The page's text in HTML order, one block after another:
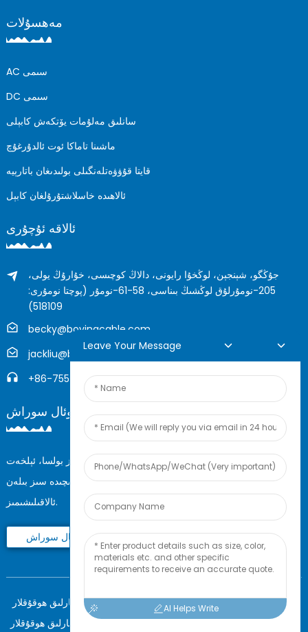
مەھسۇلات
AC سىمى
DC سىمى
سانلىق مەلۇمات يۆتكەش كابېلى
ماشىنا تاماكا ئوت ئالدۇرغۇچ
قايتا قۇۋۋەتلەنگىلى بولىدىغان باتارېيە
ئالاھىدە خاسلاشتۇرۇلغان كابېل
ئالاقە ئۇچۇرى
جۇڭگو، شېنجېن، لوڭخۇا رايونى، دالاڭ كوچىسى، خۇارۇڭ يولى،
205-نومۇرلۇق لوڭشىڭ بىناسى، 58-61-نومۇر (پوچتا نومۇرى:
518109)
becky@boyingcable.com
jackliu@boyingcable.com
+86-755-21014277
توردا سوئال سوراش
مەھسۇلاتلىرىمىز ياكى باھا تىزىملىكىمىز ھەققىدە سوئالىڭىز بولسا، ئېلخەت
ئادرېسىڭىزنى بىزگە قالدۇرۇڭ، بىز 24 سائەت ئىچىدە سىز بىلەن
ئالاقىلىشىمىز.
ھازىر سوئال سوراش
بارلىق ھوقۇقلار Shenzhen Boying ئېنېرگىيە شىركىتىگە تەۋە © 2025.
بارلىق ھوقۇقلار Shenzhen Boying ئېنېرگىيە شىركىتىگە تەۋە.تور بېكەت
Leave Your Message
AI Helps Write